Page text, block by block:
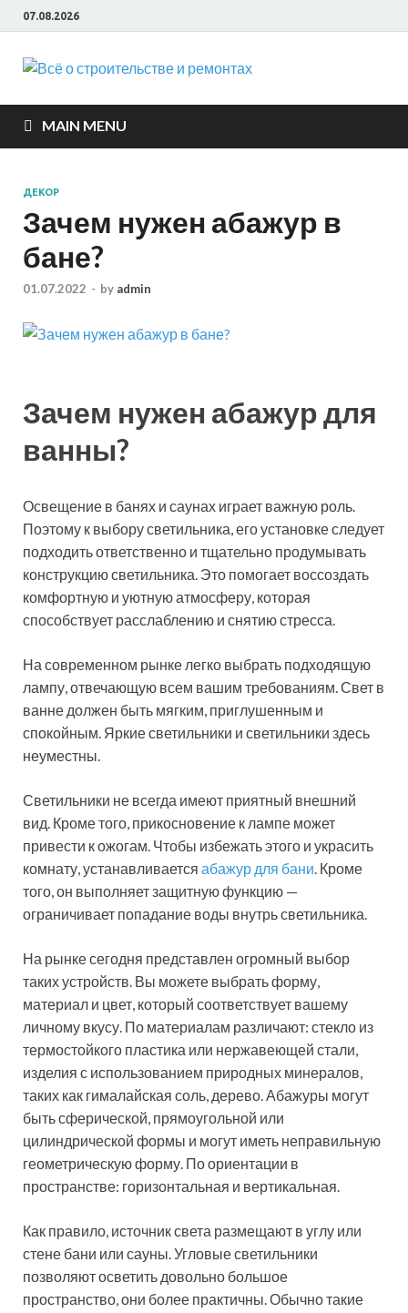
07.08.2026
Всё о
MAIN MENU
ДЕКОР
Зачем нужен абажур в
бане?
01.07.2022 - by admin
Зачем нужен абажур для
ванны?
Освещение в банях и саунах играет важную роль.
Поэтому к выбору светильника, его установке следует
подходить ответственно и тщательно продумывать
конструкцию светильника. Это помогает воссоздать
комфортную и уютную атмосферу, которая
способствует расслаблению и снятию стресса.
На современном рынке легко выбрать подходящую
лампу, отвечающую всем вашим требованиям. Свет в
ванне должен быть мягким, приглушенным и
спокойным. Яркие светильники и светильники здесь
неуместны.
Светильники не всегда имеют приятный внешний
вид. Кроме того, прикосновение к лампе может
привести к ожогам. Чтобы избежать этого и украсить
комнату, устанавливается абажур для бани. Кроме
того, он выполняет защитную функцию —
ограничивает попадание воды внутрь светильника.
На рынке сегодня представлен огромный выбор
таких устройств. Вы можете выбрать форму,
материал и цвет, который соответствует вашему
личному вкусу. По материалам различают: стекло из
термостойкого пластика или нержавеющей стали,
изделия с использованием природных минералов,
таких как гималайская соль, дерево. Абажуры могут
быть сферической, прямоугольной или
цилиндрической формы и могут иметь неправильную
геометрическую форму. По ориентации в
пространстве: горизонтальная и вертикальная.
Как правило, источник света размещают в углу или
стене бани или сауны. Угловые светильники
позволяют осветить довольно большое
пространство, они более практичны. Обычно такие